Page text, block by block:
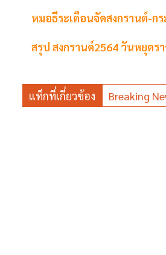
หมอธีระเตือนจัดสงกรานต์-ก
สรุป สงกรานต์2564 วันหยุดร
แท็กที่เกี่ยวข้อง Breaking